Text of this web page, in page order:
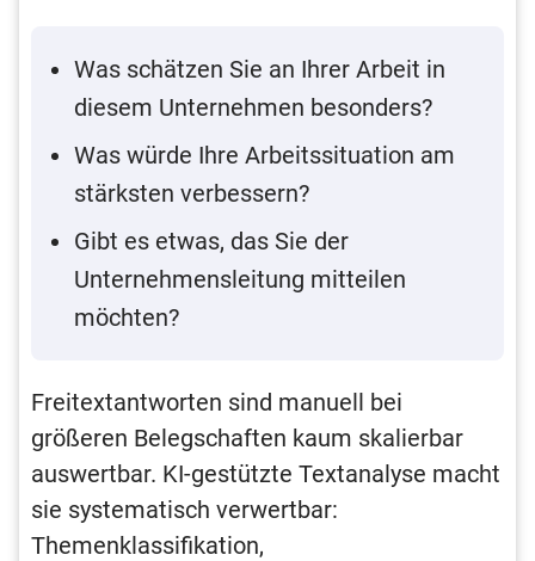
Was schätzen Sie an Ihrer Arbeit in
diesem Unternehmen besonders?
Was würde Ihre Arbeitssituation am
stärksten verbessern?
Gibt es etwas, das Sie der
Unternehmensleitung mitteilen
möchten?
Freitextantworten sind manuell bei
größeren Belegschaften kaum skalierbar
auswertbar. KI-gestützte Textanalyse macht
sie systematisch verwertbar:
Themenklassifikation,